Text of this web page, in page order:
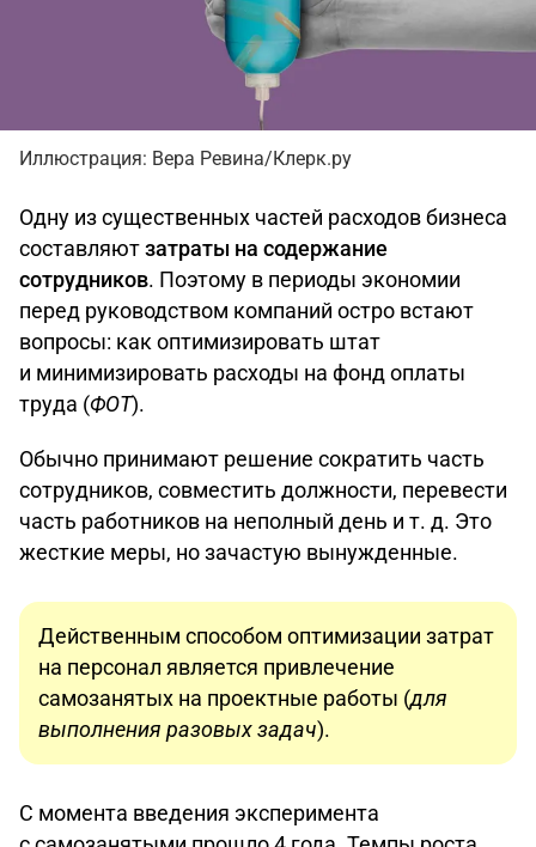
Иллюстрация: Вера Ревина/Клерк.ру
Одну из существенных частей расходов бизнеса
составляютзатраты на содержание
сотрудников. Поэтому в периоды экономии
перед руководством компаний остро встают
вопросы: как оптимизировать штат
и минимизировать расходы на фонд оплаты
труда (ФОТ).
Обычно принимают решение сократить часть
сотрудников, совместить должности, перевести
часть работников на неполный день и т. д. Это
жесткие меры, но зачастую вынужденные.
Действенным способом оптимизации затрат
на персонал является привлечение
самозанятых на проектные работы (для
выполнения разовых задач).
С момента введения эксперимента